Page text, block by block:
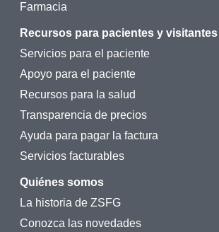
Farmacia
Recursos para pacientes y visitantes
Servicios para el paciente
Apoyo para el paciente
Recursos para la salud
Transparencia de precios
Ayuda para pagar la factura
Servicios facturables
Quiénes somos
La historia de ZSFG
Conozca las novedades